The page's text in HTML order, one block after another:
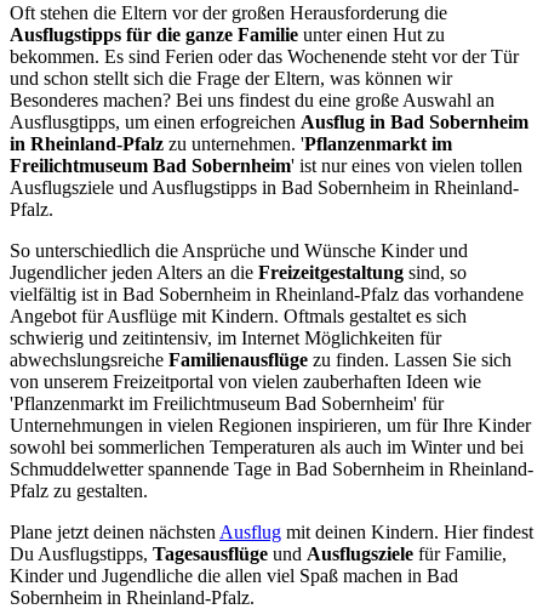
Oft stehen die Eltern vor der großen Herausforderung die
Ausflugstipps für die ganze Familie unter einen Hut zu
bekommen. Es sind Ferien oder das Wochenende steht vor der Tür
und schon stellt sich die Frage der Eltern, was können wir
Besonderes machen? Bei uns findest du eine große Auswahl an
Ausflusgtipps, um einen erfogreichen Ausflug in Bad Sobernheim
in Rheinland-Pfalz zu unternehmen. 'Pflanzenmarkt im
Freilichtmuseum Bad Sobernheim' ist nur eines von vielen tollen
Ausflugsziele und Ausflugstipps in Bad Sobernheim in Rheinland-
Pfalz.
So unterschiedlich die Ansprüche und Wünsche Kinder und
Jugendlicher jeden Alters an die Freizeitgestaltung sind, so
vielfältig ist in Bad Sobernheim in Rheinland-Pfalz das vorhandene
Angebot für Ausflüge mit Kindern. Oftmals gestaltet es sich
schwierig und zeitintensiv, im Internet Möglichkeiten für
abwechslungsreiche Familienausflüge zu finden. Lassen Sie sich
von unserem Freizeitportal von vielen zauberhaften Ideen wie
'Pflanzenmarkt im Freilichtmuseum Bad Sobernheim' für
Unternehmungen in vielen Regionen inspirieren, um für Ihre Kinder
sowohl bei sommerlichen Temperaturen als auch im Winter und bei
Schmuddelwetter spannende Tage in Bad Sobernheim in Rheinland-
Pfalz zu gestalten.
Plane jetzt deinen nächsten Ausflug mit deinen Kindern. Hier findest
Du Ausflugstipps, Tagesausflüge und Ausflugsziele für Familie,
Kinder und Jugendliche die allen viel Spaß machen in Bad
Sobernheim in Rheinland-Pfalz.